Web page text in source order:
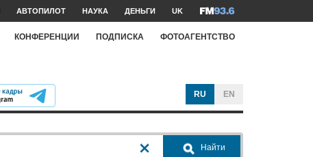
АВТОПИЛОТ НАУКА ДЕНЬГИ UK
КОНФЕРЕНЦИИ ПОДПИСКА ФОТОАГЕНТСТВО
RU EN
Найти